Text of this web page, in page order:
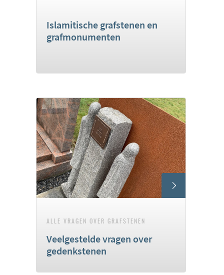
Islamitische grafstenen en
grafmonumenten
ALLE VRAGEN OVER GRAFSTENEN
Veelgestelde vragen over
gedenkstenen